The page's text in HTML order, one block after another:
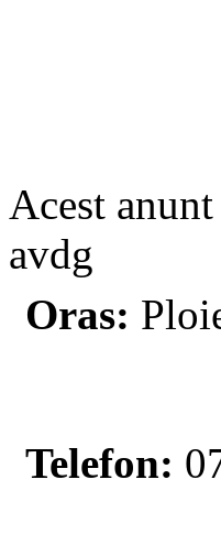
Acest
avdg
Oras:
Telefon: